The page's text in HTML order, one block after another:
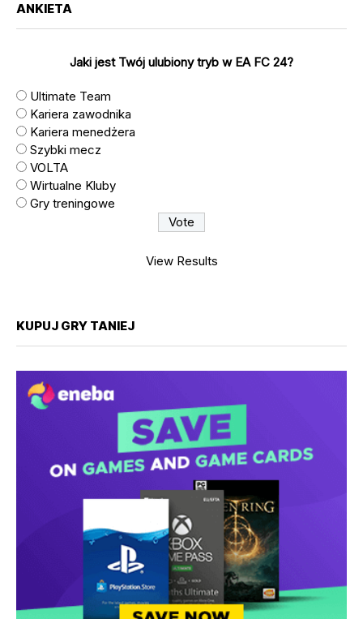
ANKIETA
Jaki jest Twój ulubiony tryb w EA FC 24?
Ultimate Team
Kariera zawodnika
Kariera menedżera
Szybki mecz
VOLTA
Wirtualne Kluby
Gry treningowe
View Results
KUPUJ GRY TANIEJ